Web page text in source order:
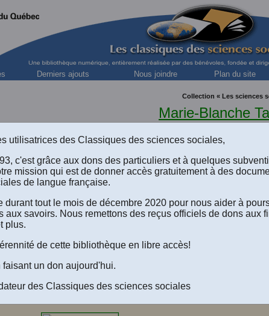
Derniers ajouts Nous joindre Plan du site
Collection « Les sciences
Marie-Blanche
LIVRE
Sous la direction de Marie-Blanche Tahon et Denyse
Ottawa: Les Presses de l'Université d'Ottawa,
femmes”, no 7. Une édition numérique réalisée avec le
, bénévole, guide de musée retraitée du Musée
Québec. [Livre diffusé en libre accès à tous dans Les
avec l'autorisation de Mme Côté accordée le 30 octobre
utilisatrices des Classiques des sciences sociales,
c'est grâce aux dons des particuliers et à quelques
mission qui est de donner accès gratuitement à des
de langue française.
durant tout le mois de décembre 2020 pour nous aider à
aux savoirs. Nous remettons des reçus officiels de dons aux
plus.
de cette bibliothèque en libre accès!
un don aujourd'hui.
des Classiques des sciences sociales